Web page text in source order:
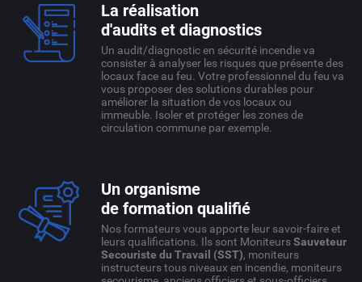
La réalisation
d'audits et diagnostics
Un audit/diagnostic en sécurité incendie va
consister à analyser les risques que présente des
locaux face au feu. Votre professionnel du feu va
vous proposer des solutions durables pour
améliorer la situation de vos locaux ou
immeuble. Isoler et protéger les zones de
circulation commune par exemple.
Un organisme
de formation qualifié
Nos formateurs vous apporte leur savoir-faire et
leurs qualifications. Ils sont MoniteursSauveteur
Secouriste du Travail (SST), moniteurs
instructeurs tous niveaux en incendie, moniteurs